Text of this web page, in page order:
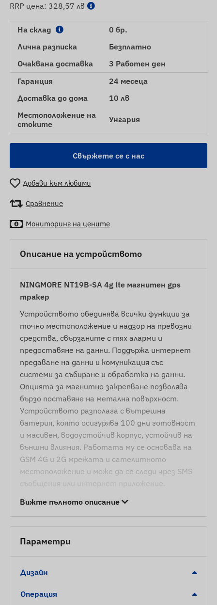
RRP цена: 328,57 лв
На склад
0 бр.
Лична разписка
Безплатно
Очаквана доставка
3 Работен ден
Гаранция
24 месеца
Доставка до дома
10 лв
Местоположение на
стоките
Унгария
Свържете се с нас
Добави към любими
Сравнение
Мониторинг на цените
Описание на устройството
NINGMORE NT19B-SA 4g lte магнитен gps
тракер
Устройството обединява всички функции за
точно местоположение и надзор на превозни
средства, свързаните с тях аларми и
предоставяне на данни. Поддържа интернет
предаване на данни и комуникация със
системи за събиране и обработка на данни.
Опцията за магнитно закрепване позволява
бързо поставяне на метална повърхност.
Устройството разполага с вътрешна
батерия, която осигурява 100 дни готовност
и масивен, водоустойчив корпус, устойчив на
външни влияния. Работата му се основава на
GSM 4G и 2G мрежата и сателитното
местоположение и може да се следи чрез SMS
съобщения или интернет приложение.
Функции и характеристики
Комуникация между устройството и
помощта на нормална SIM карта
местоположение чрез SMS или софтуер
Вижте пълното описание
Параметри
Дизайн
Операция